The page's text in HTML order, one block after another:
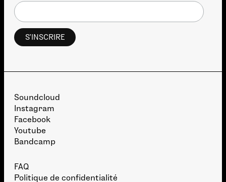
Soundcloud
Instagram
Facebook
Youtube
Bandcamp
FAQ
Politique de confidentialité